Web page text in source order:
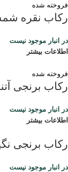
فروخته شده
رکاب نقره شمشیری 925 مردانه
در انبار موجود نیست
اطلاعات بیشتر
فروخته شده
رکاب برنجی
در انبار موجود نیست
اطلاعات بیشتر
رکاب برنجی
در انبار موجود نیست